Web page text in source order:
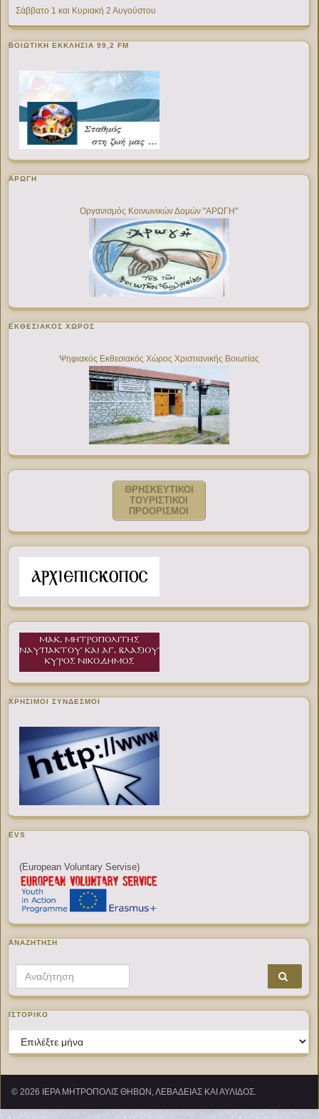
Σάββατο 1 και Κυριακή 2 Αυγούστου
ΒΟΙΩΤΙΚΉ ΕΚΚΛΗΣΊΑ 99,2 FM
ΑΡΩΓΗ
Οργανισμός Κοινωνικών Δομών "ΑΡΩΓΗ"
ΕΚΘΕΣΙΑΚΌΣ ΧΏΡΟΣ
Ψηφιακός Εκθεσιακός Χώρος Χριστιανικής Βοιωτίας
ΘΡΗΣΚΕΥΤΙΚΟΙ
ΤΟΥΡΙΣΤΙΚΟΙ
ΠΡΟΟΡΙΣΜΟΙ
ΧΡΉΣΙΜΟΙ ΣΎΝΔΕΣΜΟΙ
EVS
(European Voluntary Servise)
ΑΝΑΖΉΤΗΣΗ
Search for:
ΙΣΤΟΡΙΚΌ
Ιστορικό
© 2026 ΙΕΡΑ ΜΗΤΡΟΠΟΛΙΣ ΘΗΒΩΝ, ΛΕΒΑΔΕΙΑΣ ΚΑΙ ΑΥΛΙΔΟΣ.